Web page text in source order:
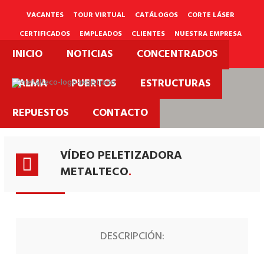
VACANTES TOUR VIRTUAL CATÁLOGOS
CORTE LÁSER
CERTIFICADOS
EMPLEADOS CLIENTES
NUESTRA EMPRESA
PQRS
INICIO NOTICIAS
CONCENTRADOS
PALMA
PUERTOS
ESTRUCTURAS
REPUESTOS
CONTACTO
Videos.
VÍDEO PELETIZADORA
METALTECO.
DESCRIPCIÓN: